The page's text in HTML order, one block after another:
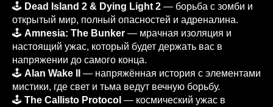
🕹️ Dead Island 2 & Dying Light 2 — борьба с зомби и
открытый мир, полный опасностей и адреналина.
🕹️ Amnesia: The Bunker — мрачная изоляция и
настоящий ужас, который будет держать вас в
напряжении до самого конца.
🕹️ Alan Wake II
— напряжённая история с элементами
мистики, где свет и тьма ведут вечную борьбу.
🕹️ The Callisto Protocol — космический ужас в